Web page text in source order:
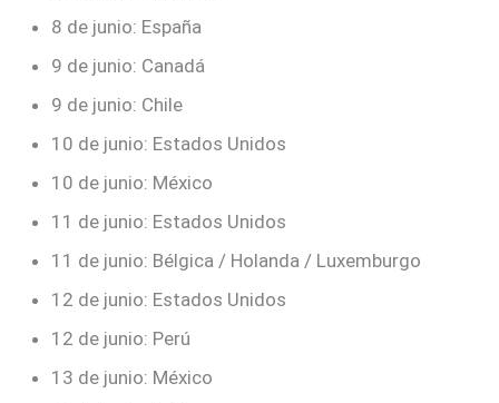
8 de junio: España
9 de junio: Canadá
9 de junio: Chile
10 de junio: Estados Unidos
10 de junio: México
11 de junio: Estados Unidos
11 de junio: Bélgica / Holanda / Luxemburgo
12 de junio: Estados Unidos
12 de junio: Perú
13 de junio: México